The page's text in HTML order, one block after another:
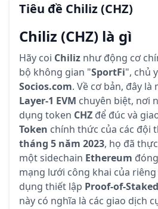
Tiêu đề Chiliz(CHZ)
Chiliz (CHZ) là gì
Hãy coi Chiliz như động cơ
bộ không gian "SportFi", chủ
Socios.com. Về cơ bản, đây
Layer-1 EVM chuyên biệt, nơi
dụng token CHZ để đúc và
Token chính thức của các đội
tháng 5 năm 2023, họ đã
một sidechain Ethereum
mạng lưới công khai của
dụng thiết lập Proof-of-
này có nghĩa là các giao dịch